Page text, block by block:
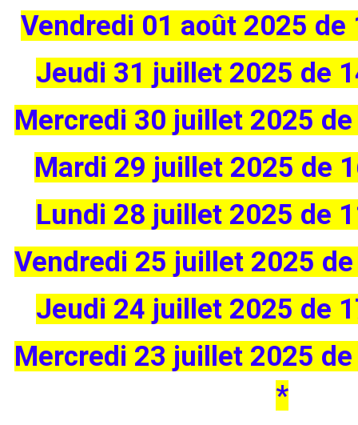
Vendredi 01 août 2025 de
Jeudi 31 juillet 2025 de
Mercredi 30 juillet 2025
Mardi 29 juillet 2025 de
Lundi 28 juillet 2025 de
Vendredi 25 juillet 2025
Jeudi 24 juillet 2025 de
Mercredi 23 juillet 2025
*